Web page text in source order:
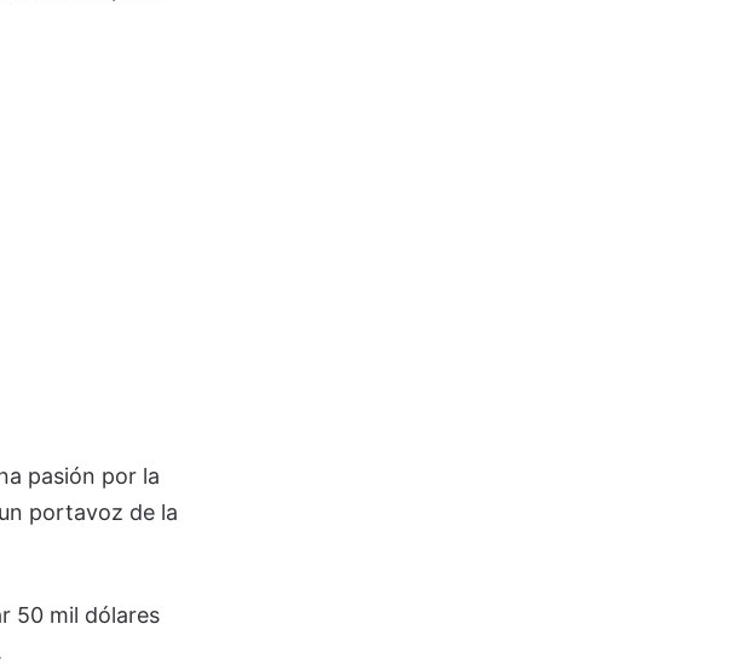
pasión por la
portavoz de la
50 mil dólares